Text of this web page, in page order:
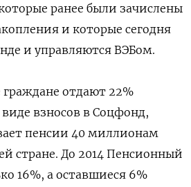
ранее были зачислены
и которые сегодня
и управляются ВЭБом.
граждане отдают 22%
виде взносов в Соцфонд,
пенсии 40 миллионам
стране. До 2014 Пенсионный
16%, а оставшиеся 6%